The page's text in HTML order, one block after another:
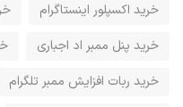
خرید اکسپلور اینستاگرام
خرید پنل ممبر اد اجباری
خرید ربات افزایش ممبر تلگرام